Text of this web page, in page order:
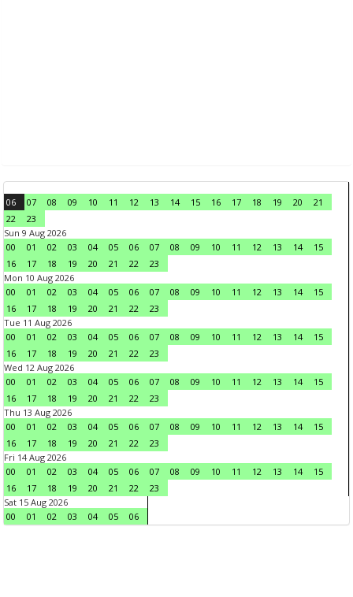
06 07 08 09 10 11 12 13 14 15 16 17 18 19 20
21
22
23
Sun 9 Aug 2026
00
01 02 03 04 05 06 07 08 09 10 11 12 13 14
15
16
17 18 19 20 21 22
23
Mon 10 Aug 2026
00
01 02 03 04 05 06 07 08 09 10 11 12 13 14
15
16
17 18 19 20 21 22
23
Tue 11 Aug 2026
00
01 02 03 04 05 06 07 08 09 10 11 12 13 14
15
16
17 18 19 20 21 22
23
Wed 12 Aug 2026
00
01 02 03 04 05 06 07 08 09 10 11 12 13 14
15
16
17 18 19 20 21 22
23
Thu 13 Aug 2026
00
01 02 03 04 05 06 07 08 09 10 11 12 13 14
15
16
17 18 19 20 21 22
23
Fri 14 Aug 2026
00
01 02 03 04 05 06 07 08 09 10 11 12 13 14
15
16
17 18 19 20 21 22
23
Sat 15 Aug 2026
00
01 02 03 04 05 06